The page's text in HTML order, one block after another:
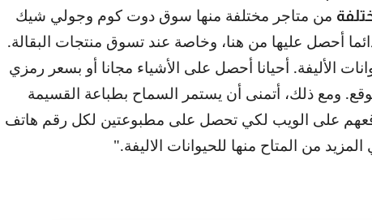
من متاجر مختلفة منها سوق دوت كوم وجولي شيك
أحصل عليها من هنا، وخاصة عند تسوق منتجات البقالة.
الأليفة. أحيانا أحصل على الأشياء مجانا أو بسعر رمزي
ومع ذلك، أتمنى أن يستمر السماح بطباعة القسيمة
على الويب لكي تحصل على مطبوعتين لكل رقم هاتف
من المتاح منها للحيوانات الاليفة."